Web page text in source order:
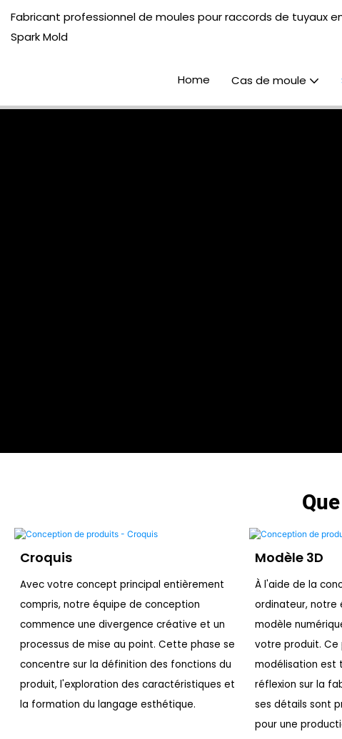
Fabricant professionnel de moules pour raccords de tuyaux
Spark Mold
Home Cas de moule
Croquis
Avec votre concept principal entièrement
compris, notre équipe de conception
commence une divergence créative et un
processus de mise au point. Cette phase se
concentre sur la définition des fonctions du
produit, l'exploration des caractéristiques et
la formation du langage esthétique.
Modèle 3D
À l'aide de la
ordinateur, notre
modèle
votre produit. Ce
modélisation est
réflexion sur la
ses détails sont
pour une